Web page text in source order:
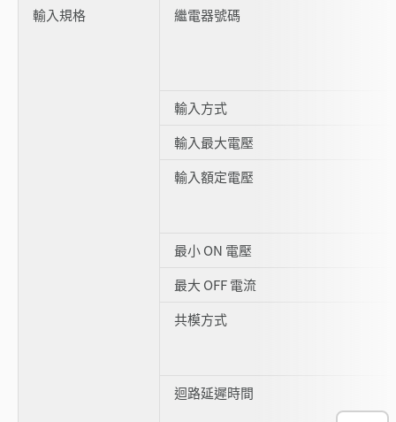
輸入規格
繼電器號碼
輸入方式
輸入最大電壓
輸入額定電壓
最小 ON 電壓
最大 OFF 電流
共模方式
迴路延遲時間